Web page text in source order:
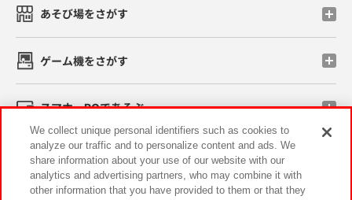
あそび場をさがす
ゲーム機をさがす
スマホ・PCであそぶ
イベント・キャンペーン
We collect unique personal identifiers such as cookies to
analyze our traffic and to personalize content and ads. We
share information about your use of our website with our
analytics and advertising partners, who may combine it with
other information that you have provided to them or that they